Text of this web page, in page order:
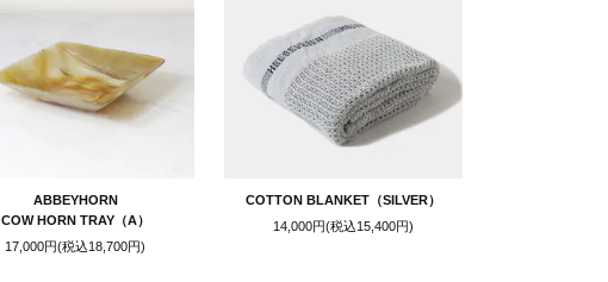
ABBEYHORN
COW HORN TRAY（A）
17,000円(税込18,700円)
COTTON BLANKET（SILVER）
14,000円(税込15,400円)